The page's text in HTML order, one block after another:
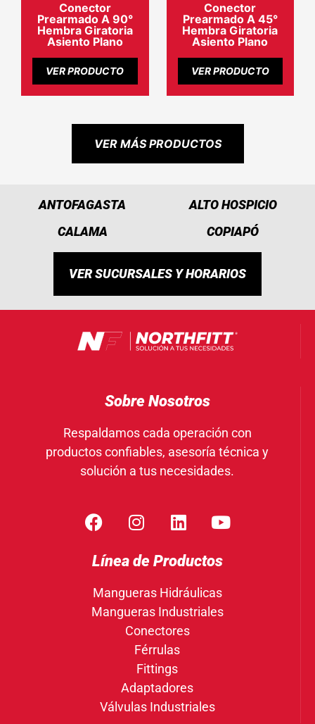
Conector
Prearmado A 90°
Hembra Giratoria
Asiento Plano
VER PRODUCTO
Conector
Prearmado A 45°
Hembra Giratoria
Asiento Plano
VER PRODUCTO
VER MÁS PRODUCTOS
ANTOFAGASTA
ALTO HOSPICIO
CALAMA
COPIAPÓ
VER SUCURSALES Y HORARIOS
Sobre Nosotros
Respaldamos cada operación con
productos confiables, asesoría técnica y
solución a tus necesidades.
Línea de Productos
Mangueras Hidráulicas
Mangueras Industriales
Conectores
Férrulas
Fittings
Adaptadores
Válvulas Industriales